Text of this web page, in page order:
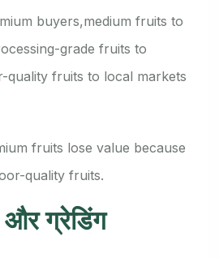
buyers,medium fruits to
grade fruits to
quality fruits to local markets
fruits lose value because
quality fruits.
ग्रेडिंग